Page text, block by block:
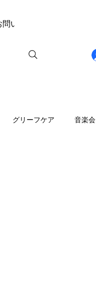
問い合わせ
グリーフケア 音楽会